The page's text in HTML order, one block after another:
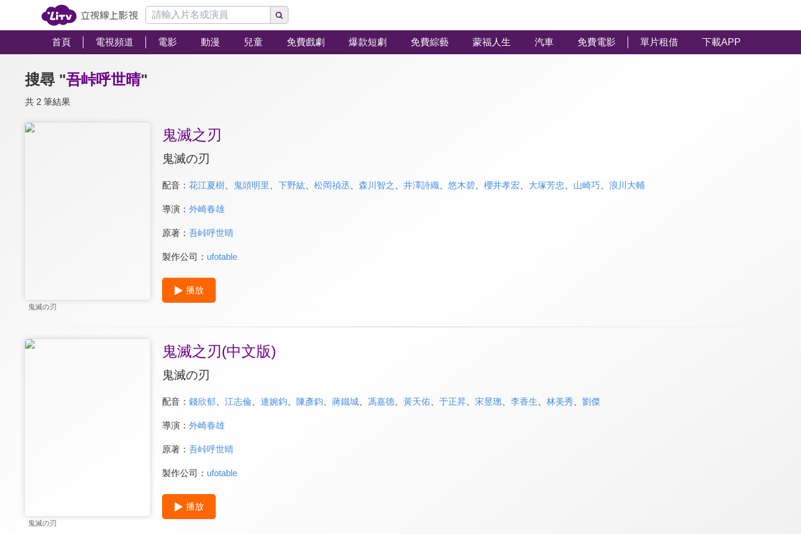
首頁 電視頻道 電影 動漫 兒童 免費戲劇 爆款短劇 免費綜藝 蒙福人生 汽車 免費電影 單片租借 下載APP
搜尋 "吾峠呼世晴"
共 2 筆結果
鬼滅の刃
鬼滅之刃
鬼滅の刃
配音： 花江夏樹、 鬼頭明里 下野紘、 松岡禎丞 森川智之 井澤詩織、 悠木碧 櫻井孝宏 大塚芳忠 山崎巧 浪川大輔
導演： 外崎春雄
原著： 吾峠呼世晴
製作公司： ufotable
播放
鬼滅の刃
鬼滅之刃(中文版)
鬼滅の刃
配音： 錢欣郁 江志倫、 連婉鈞 陳彥鈞 蔣鐵城、 馮嘉德、 黃天佑、 于正昇、 宋昱璁 李香生 林美秀 劉傑
導演： 外崎春雄
原著： 吾峠呼世晴
製作公司： ufotable
播放